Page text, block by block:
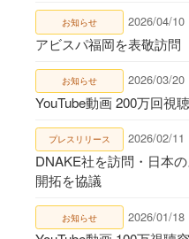
お知らせ 2026/04/10
アビスパ福岡を表敬訪問
お知らせ 2026/03/20
YouTube動画 200万回視
プレスリリース 2026/02/11
DNAKE社を訪問・日本
開拓を協議
お知らせ 2026/01/18